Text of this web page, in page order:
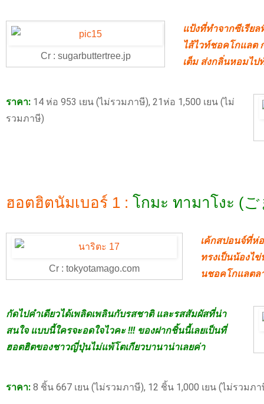
Cr : sugarbuttertree.jp
แป้งที่ทำจากซีเรีย
ไส้ไวท์ชอคโกแลต
เต็ม ส่งกลิ่นหอมไป
ราคา: 14 ห่อ 953 เยน (ไม่รวมภาษี), 21ห่อ 1,500 เยน (ไม่
รวมภาษี)
ฮอตฮิตนัมเบอร์ 1 : โกมะ ทามาโงะ (
Cr : tokyotamago.com
เค้กสปอนจ์ที่ห่
ทรงเป็นน้องไข่
นชอคโกแลตล
กัดไปคำเดียวได้เพลิดเพลินกับรสชาติ และรสสัมผัสที่น่า
สนใจ แบบนี้ใครจะอดใจไวคะ !!! ของฝากชิ้นนี้เลยเป็นที่
ฮอตฮิตของชาวญี่ปุ่นไม่แพ้โตเกียวบานาน่าเลยค่า
ราคา: 8 ชิ้น 667 เยน (ไม่รวมภาษี), 12 ชิ้น 1,000 เยน (ไม่รวมภ